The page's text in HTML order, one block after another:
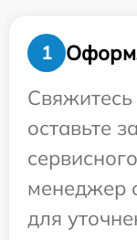
1
оставьте
менеджер
для